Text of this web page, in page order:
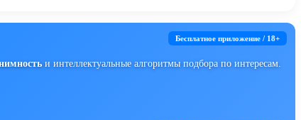
и интеллектуальные алгоритмы подбора по интересам.
Бесплатное приложение / 18+